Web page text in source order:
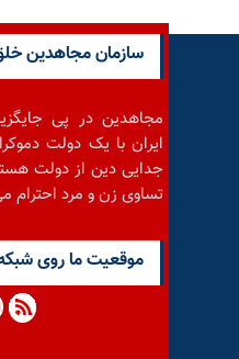
سازمان مجاهدین
مجاهدین در پی
ایران با یک دولت
جدایی دین از دولت
تساوی زن و مرد احترام
موقعيت ما روى